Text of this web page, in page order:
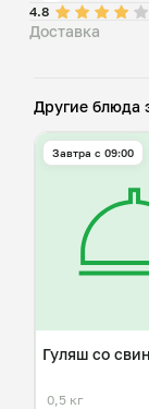
4.8
Доставка
Другие блюда
Завтра c 09:00
Гуляш со
0,5 кг